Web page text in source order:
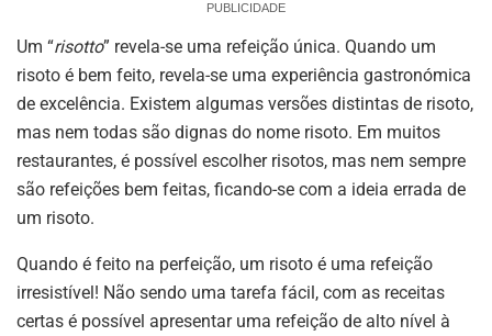
PUBLICIDADE
Um “risotto” revela-se uma refeição única. Quando um
risoto é bem feito, revela-se uma experiência gastronómica
de excelência. Existem algumas versões distintas de risoto,
mas nem todas são dignas do nome risoto. Em muitos
restaurantes, é possível escolher risotos, mas nem sempre
são refeições bem feitas, ficando-se com a ideia errada de
um risoto.
Quando é feito na perfeição, um risoto é uma refeição
irresistível! Não sendo uma tarefa fácil, com as receitas
certas é possível apresentar uma refeição de alto nível à